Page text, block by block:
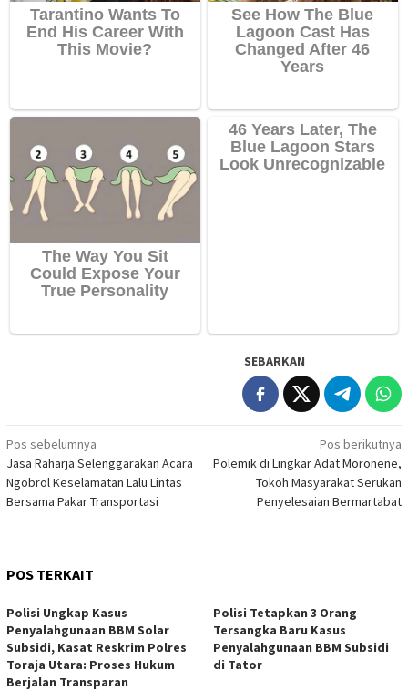
SEBARKAN
Navigasi
pos
Pos sebelumnya
Jasa Raharja Selenggarakan Acara
Ngobrol Keselamatan Lalu Lintas
Bersama Pakar Transportasi
Pos berikutnya
Polemik di Lingkar Adat Moronene,
Tokoh Masyarakat Serukan
Penyelesaian Bermartabat
POS TERKAIT
Polisi Ungkap Kasus
Penyalahgunaan BBM Solar
Subsidi, Kasat Reskrim Polres
Toraja Utara: Proses Hukum
Berjalan Transparan
Polisi Tetapkan 3 Orang
Tersangka Baru Kasus
Penyalahgunaan BBM Subsidi
di Tator